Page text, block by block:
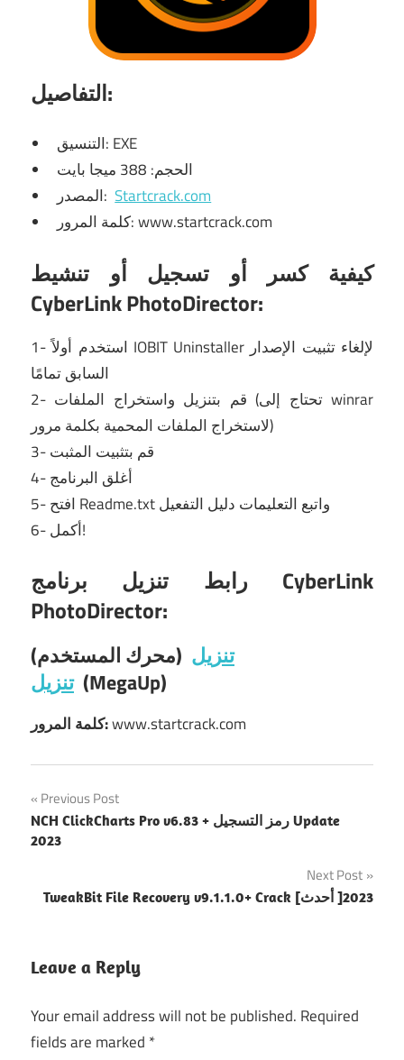
التفاصيل:
التنسيق: EXE
الحجم: 388 ميجا بايت
المصدر:Startcrack.com
كلمة المرور: www.startcrack.com
كيفية كسر أو تسجيل أو تنشيط
CyberLink PhotoDirector:
1- استخدم أولاً IOBIT Uninstaller لإلغاء تثبيت الإصدار
السابق تمامًا
2- قم بتنزيل واستخراج الملفات (تحتاج إلى winrar
لاستخراج الملفات المحمية بكلمة مرور)
3- قم بتثبيت المثبت
4- أغلق البرنامج
5- افتح Readme.txt واتبع التعليمات دليل التفعيل
6- أكمل!
رابط تنزيل برنامج CyberLink
PhotoDirector:
تنزيل (محرك المستخدم)
تنزيل(MegaUp)
كلمة المرور:www.startcrack.com
Post
navigation
Previous Post
NCH ClickCharts Pro v6.83 + رمز التسجيل Update
2023
Next Post
TweakBit File Recovery v9.1.1.0+ Crack [أحدث ]2023
Leave a Reply
Your email address will not be published. Required
fields are marked *